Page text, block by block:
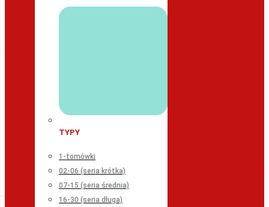
TYPY
1-tomówki
02-06 (seria krótka)
07-15 (seria średnia)
16-30 (seria długa)